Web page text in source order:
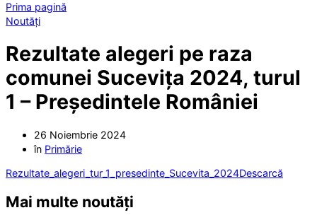
Prima pagină
Noutăți
Rezultate alegeri pe raza
comunei Sucevița 2024, turul
1 – Președintele României
26 Noiembrie 2024
în Primărie
Rezultate_alegeri_tur_1_presedinte_Sucevita_2024Descarcă
Mai multe noutăți